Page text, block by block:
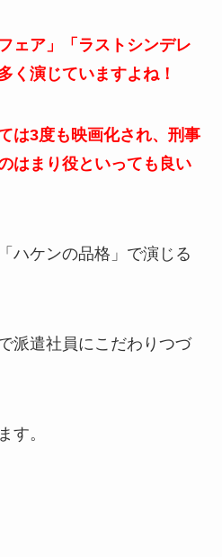
ェア」「ラストシンデレ
く演じていますよね！
は3度も映画化され、刑事
はまり役といっても良い
ハケンの品格」で演じる
派遣社員にこだわりつづ
す。